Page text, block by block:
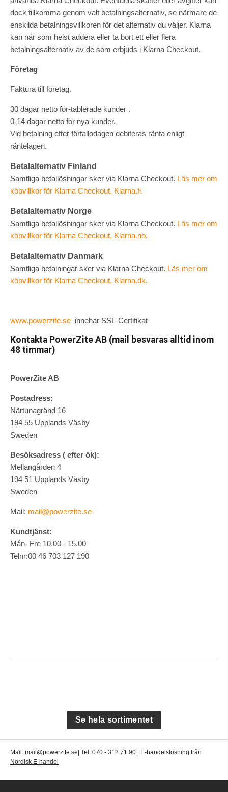
dock tillkomma genom valt betalningsalternativ, se närmare de
enskilda betalningsvillkoren för det alternativ du väljer. Klarna
kan när som helst addera eller ta bort ett eller flera
betalningsalternativ av de som erbjuds i Klarna Checkout.
Företag
Faktura till företag.
30 dagar netto för-tablerade kunder .
0-14 dagar netto för nya kunder.
Vid betalning efter förfallodagen debiteras ränta enligt
räntelagen.
Betalalternativ Finland
Samtliga betallösningar sker via Klarna Checkout. Läs mer om
köpvillkor för Klarna Checkout, Klarna.fi.
Betalalternativ Norge
Samtliga betallösningar sker via Klarna Checkout. Läs mer om
köpvillkor för Klarna Checkout, Klarna.no.
Betalalternativ Danmark
Samtliga betalningar sker via Klarna Checkout. Läs mer om
köpvillkor för Klarna Checkout, Klarna.dk.
www.powerzite.se innehar SSL-Certifikat
Kontakta PowerZite AB (mail besvaras alltid inom
48 timmar)
PowerZite AB
Postadress:
Närtunagränd 16
194 55 Upplands Väsby
Sweden
Besöksadress ( efter ök):
Mellangården 4
194 51 Upplands Väsby
Sweden
Mail: mail@powerzite.se
Kundtjänst:
Mån- Fre 10.00 - 15.00
Telnr:00 46 703 127 190
Se hela sortimentet
Mail: mail@powerzite.se| Tel: 070 - 312 71 90 | E-handelslösning från
Nordisk E-handel